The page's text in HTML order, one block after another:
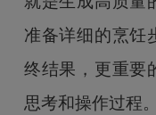
准备详细的烹饪
终结果，更重要
思考和操作过程。